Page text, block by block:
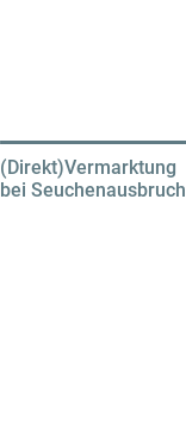
(Direkt)Vermarktung
bei Seuchenausbruch